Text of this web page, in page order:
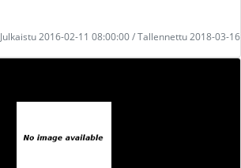
Julkaistu 2016-02-11 08:00:00 / Tallennettu 2018-03-16